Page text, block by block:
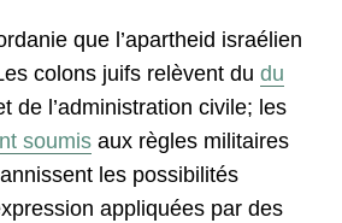
que l’apartheid israélien
colons juifs relèvent du du
de l’administration civile; les
soumis aux règles militaires
les possibilités
appliquées par des